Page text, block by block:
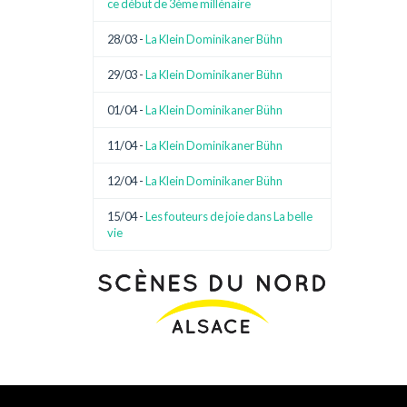
ce début de 3ème millénaire
28/03 -La Klein Dominikaner Bühn
29/03 -La Klein Dominikaner Bühn
01/04 -La Klein Dominikaner Bühn
11/04 -La Klein Dominikaner Bühn
12/04 -La Klein Dominikaner Bühn
15/04 -Les fouteurs de joie dans La belle
vie